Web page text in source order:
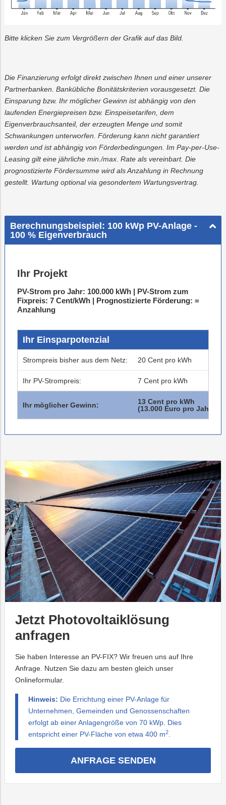
Bitte klicken Sie zum Vergrößern der Grafik auf das Bild.
Die Finanzierung erfolgt direkt zwischen Ihnen und einer unserer
Partnerbanken. Bankübliche Bonitätskriterien vorausgesetzt. Die
Einsparung bzw. Ihr möglicher Gewinn ist abhängig von den
laufenden Energiepreisen bzw. Einspeisetarifen, dem
Eigenverbrauchsanteil, der erzeugten Menge und somit
Schwankungen unterworfen. Förderung kann nicht garantiert
werden und ist abhängig von Förderbedingungen. Im Pay-per-Use-
Leasing gilt eine jährliche min./max. Rate als vereinbart. Die
prognostizierte Fördersumme wird als Anzahlung in Rechnung
gestellt. Wartung optional via gesondertem Wartungsvertrag.
Berechnungsbeispiel: 100 kWp PV-Anlage -
100 % Eigenverbrauch
Ihr Projekt
PV-Strom pro Jahr: 100.000 kWh | PV-Strom zum
Fixpreis: 7 Cent/kWh | Prognostizierte Förderung: =
Anzahlung
Ihr Einsparpotenzial
Strompreis bisher aus dem Netz: 20 Cent pro kWh
Ihr PV-Strompreis: 7 Cent pro kWh
Ihr möglicher Gewinn:
13 Cent pro kWh
(13.000 Euro pro Jahr)
Jetzt Photovoltaiklösung
anfragen
Sie haben Interesse an PV-FIX? Wir freuen uns auf Ihre
Anfrage. Nutzen Sie dazu am besten gleich unser
Onlineformular.
Hinweis: Die Errichtung einer PV-Anlage für
Unternehmen, Gemeinden und Genossenschaften
erfolgt ab einer Anlagengröße von 70 kWp. Dies
entspricht einer PV-Fläche von etwa 400 m2
ANFRAGE SENDEN